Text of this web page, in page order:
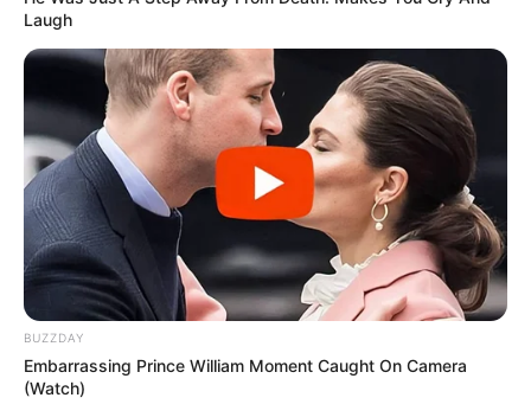
Laugh
BUZZDAY
Embarrassing Prince William Moment Caught On Camera
(Watch)